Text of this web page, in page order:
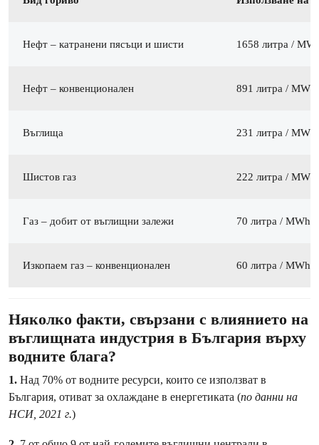
Нефт – катранени пясъци и шисти 1658 литра /
Нефт – конвенционален 891 литра / MWh
Въглища 231 литра / MWh
Шистов газ 222 литра / MWh
Газ – добит от въглищни залежи 70 литра / MWh
Изкопаем газ – конвенционален 60 литра / MWh
Няколко факти, свързани с влиянието на
въглищната индустрия в България върху
водните блага?
1. Над 70% от водните ресурси, които се използват в
България, отиват за охлаждане в енергетиката (по данни на
НСИ, 2021 г.)